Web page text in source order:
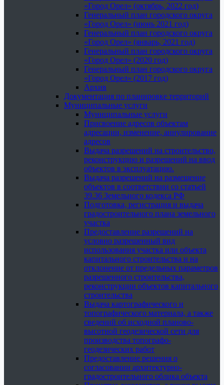
«Город Орел» (октябрь, 2022 год)
Генеральный план городского округа
«Город Орел» (июнь 2021 год)
Генеральный план городского округа
«Город Орел» (январь, 2021 год)
Генеральный план городского округа
«Город Орел» (2020 год)
Генеральный план городского округа
«Город Орел» (2017 год)
Архив
Документация по планировке территорий
Муниципальные услуги
Муниципальные услуги
Присвоение адресов объектам
адресации, изменение, аннулирование
адресов
Выдача разрешений на строительство,
реконструкцию и разрешений на ввод
объектов в эксплуатацию.
Выдача разрешений на размещение
объектов в соответствии со статьей
39.36 Земельного кодекса РФ
Подготовка, регистрация и выдача
градостроительного плана земельного
участка
Предоставление разрешений на
условно разрешенный вид
использования участка или объекта
капитального строительства и на
отклонение от предельных параметров
разрешенного строительства,
реконструкции объектов капитального
строительства
Выдача картографического и
топографического материала, а также
сведений об исходной планово-
высотной геодезической сети для
производства топографо-
геодезических работ
Предоставление решения о
согласовании архитектурно-
градостроительного облика объекта